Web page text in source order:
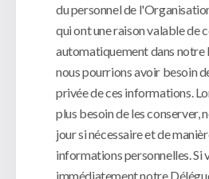
du personnel de
qui ont une raison valable de
automatiquement dans notre
nous pourrions avoir besoin
privée de ces informations.
plus besoin de les conserver,
jour si nécessaire et de
informations personnelles. Si
immédiatement notre